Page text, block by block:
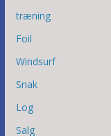
træning
Foil
Windsurf
Snak
Log
Salg